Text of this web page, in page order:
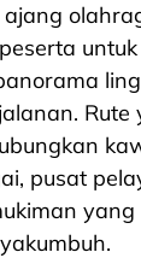
Rute
pusat